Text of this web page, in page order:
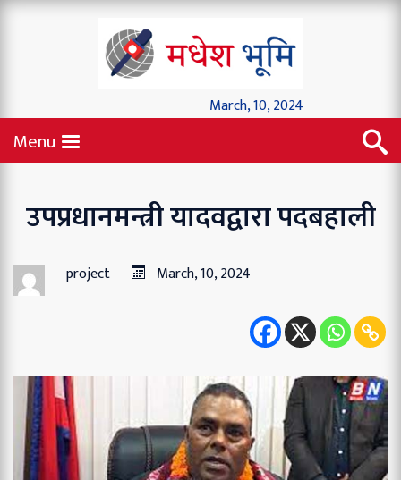
March, 10, 2024
Menu
उपप्रधानमन्त्री यादवद्वारा पदबहाली
project March, 10, 2024